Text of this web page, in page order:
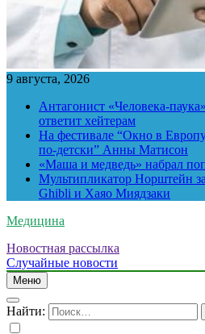
9 августа, 2026
Антагонист «Человека-
ответит хейтерам
На фестивале “Окно в
по-детски” Анны Матисон
«Маша и медведь» набрал
Мультипликатор Норштейн
Ghibli и Хаяо Миядзаки
Медицина
Новостная рассылка
Случайные новости
Меню
Найти: